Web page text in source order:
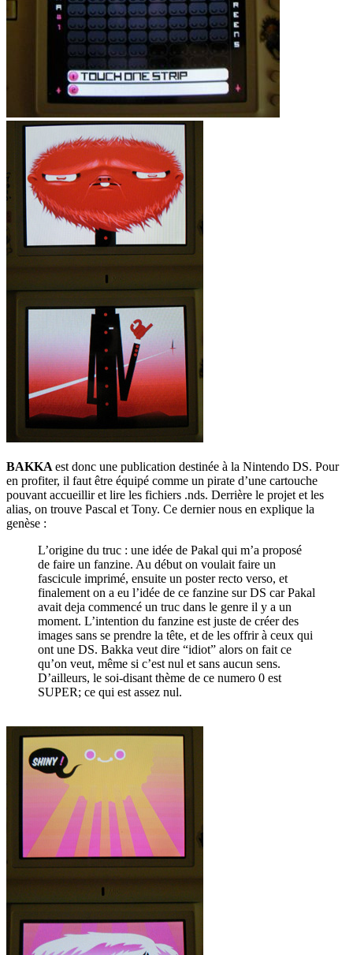
BAKKA est donc une publication destinée à la Nintendo DS. Pour
en profiter, il faut être équipé comme un pirate d’une cartouche
pouvant accueillir et lire les fichiers .nds. Derrière le projet et les
alias, on trouve Pascal et Tony. Ce dernier nous en explique la
genèse :
L’origine du truc : une idée de Pakal qui m’a proposé
de faire un fanzine. Au début on voulait faire un
fascicule imprimé, ensuite un poster recto verso, et
finalement on a eu l’idée de ce fanzine sur DS car Pakal
avait deja commencé un truc dans le genre il y a un
moment. L’intention du fanzine est juste de créer des
images sans se prendre la tête, et de les offrir à ceux qui
ont une DS. Bakka veut dire “idiot” alors on fait ce
qu’on veut, même si c’est nul et sans aucun sens.
D’ailleurs, le soi-disant thème de ce numero 0 est
SUPER; ce qui est assez nul.